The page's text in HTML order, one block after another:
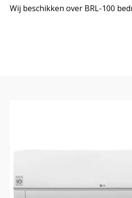
Wij beschikken over BRL-100